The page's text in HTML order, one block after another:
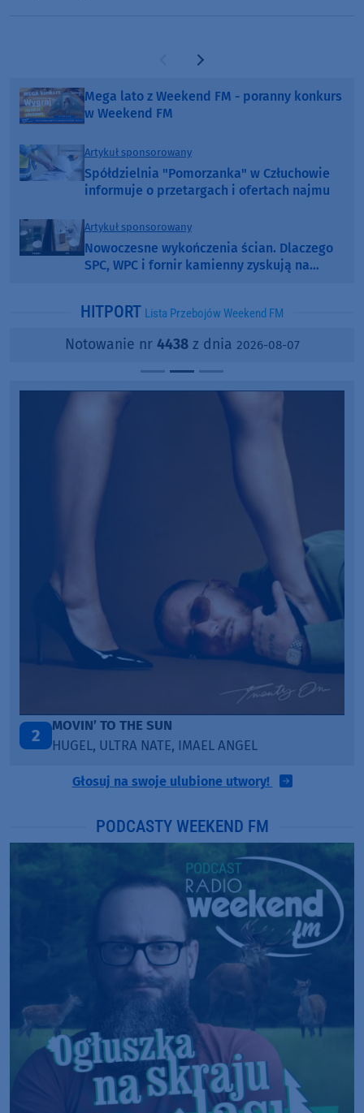
Poprzednia strona
Następna strona
Mega lato z Weekend FM - poranny konkurs
w Weekend FM
Artykuł sponsorowany
Spółdzielnia "Pomorzanka" w Człuchowie
informuje o przetargach i ofertach najmu
Artykuł sponsorowany
Nowoczesne wykończenia ścian. Dlaczego
SPC, WPC i fornir kamienny zyskują na
HITPORT Lista Przebojów Weekend FM
Notowanie nr 4438z dnia 2026-08-07
3
LEGENDARY LOVERS (SAVE ME)
KATY PERRY & CHIEF KEEF
Głosuj na swoje ulubione utwory!
PODCASTY WEEKEND FM